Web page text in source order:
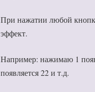
При нажатии любой
эффект.
Например: нажимаю 1
появляется 22 и т.д.